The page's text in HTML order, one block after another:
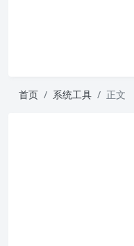
首页 系统工具 正文